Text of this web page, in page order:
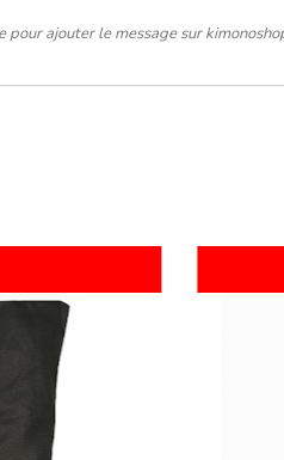
ajouter le message sur